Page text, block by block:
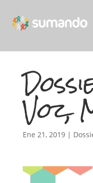
Voz,
Ene 21, 2019|